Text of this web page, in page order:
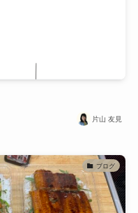
片山 友見
ブログ